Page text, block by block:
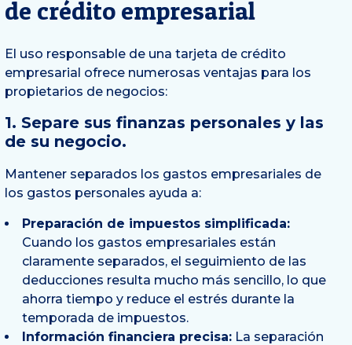
de crédito empresarial
El uso responsable de una tarjeta de crédito
empresarial ofrece numerosas ventajas para los
propietarios de negocios:
1. Separe sus finanzas personales y las
de su negocio.
Mantener separados los gastos empresariales de
los gastos personales ayuda a:
Preparación de impuestos simplificada:
Cuando los gastos empresariales están
claramente separados, el seguimiento de las
deducciones resulta mucho más sencillo, lo que
ahorra tiempo y reduce el estrés durante la
temporada de impuestos.
Información financiera precisa: La separación